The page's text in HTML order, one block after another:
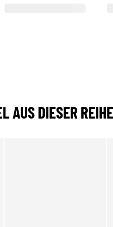
AUS DIESER REIHE